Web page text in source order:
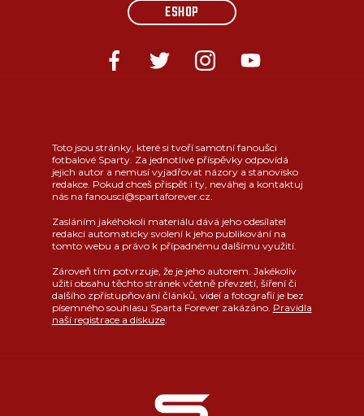
ESHOP
Toto jsou stránky, které si tvoří samotní fanoušci
fotbalové Sparty. Za jednotlivé příspěvky odpovídá
jejich autor a nemusí vyjadřovat názory a stanovisko
redakce. Pokud chceš přispět i ty, neváhej a kontaktuj
nás na fanousci@spartaforever.cz.
Zasláním jakéhokoli materiálu dává jeho odesílatel
redakci automaticky svolení k jeho publikování na
tomto webu a právo k případnému dalšímu využití.
Zároveň tím potvrzuje, že je jeho autorem. Jakékoliv
užití obsahu těchto stránek včetně převzetí, šíření či
dalšího zpřístupňování článků, videí a fotografií je bez
písemného souhlasu Sparta Forever zakázáno. Pravidla
naší registrace a diskuze.